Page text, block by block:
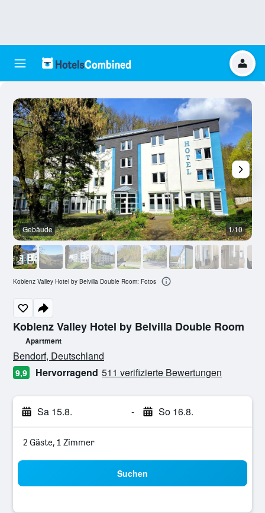
Koblenz Valley Hotel by Belvilla Double Room
Apartment
Bewertungskategorie 0
Bendorf, Deutschland
9,9 Hervorragend 511 verifizierte Bewertungen
Sa 15.8. - So 16.8.
2 Gäste, 1 Zimmer
Suchen
Gebäude 1/10
Koblenz Valley Hotel by Belvilla Double Room: Fotos